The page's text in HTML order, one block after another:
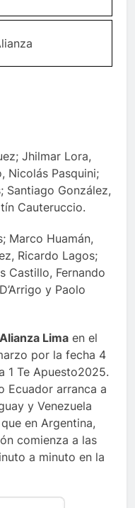
Jhilmar Lora,
Nicolás Pasquini;
Santiago González,
Cauteruccio.
Marco Huamán,
Ricardo Lagos;
Castillo, Fernando
y Paolo
Alianza Lima en el
por la fecha 4
1 Te Apuesto2025.
Ecuador arranca a
y Venezuela
en Argentina,
comienza a las
a minuto en la